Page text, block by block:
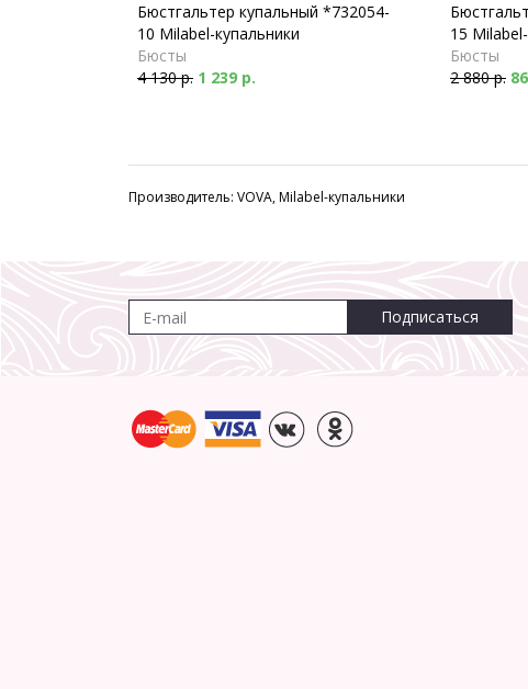
Бюстгальтер купальный *732054-
10 Milabel-купальники
Бюсты
4 130 р. 1 239 р.
15
Бюсты
2 880 р.
Производитель: VOVA, Milabel-купальники
Подписаться